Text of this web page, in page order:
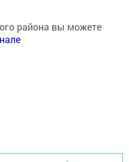
района вы можете